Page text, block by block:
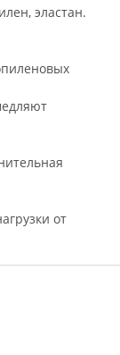
эластан.
от